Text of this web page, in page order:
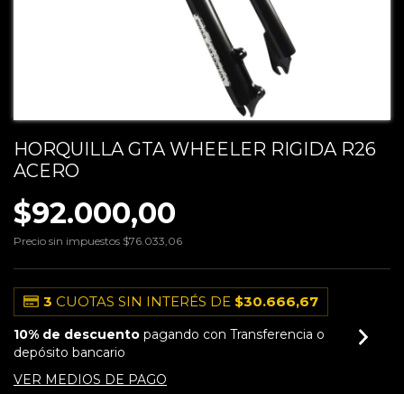
HORQUILLA GTA WHEELER RIGIDA R26
ACERO
$92.000,00
Precio sin impuestos $76.033,06
3 CUOTAS SIN INTERÉS DE $30.666,67
10% de descuento pagando con Transferencia o
depósito bancario
VER MEDIOS DE PAGO